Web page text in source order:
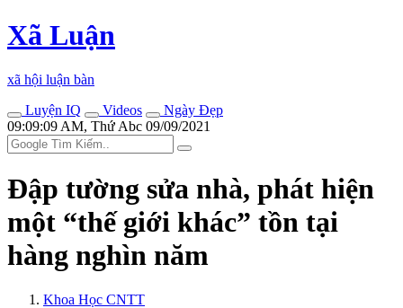
Xã Luận
xã hội luận bàn
Luyện IQ
Videos
Ngày Đẹp
09:09:09 AM, Thứ Abc 09/09/2021
Đập tường sửa nhà, phát hiện
một “thế giới khác” tồn tại
hàng nghìn năm
Khoa Học CNTT